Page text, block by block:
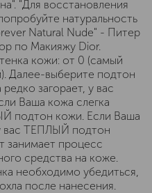
"Для восстановления
натуральность
Natural Nude" - Питер
по Макияжу Dior.
кожи: от 0 (самый
Далее-выберите подтон
загорает, у вас
Ваша кожа слегка
подтон кожи. Если Ваша
вас ТЕПЛЫЙ подтон
занимает процесс
средства на коже.
необходимо убедиться,
после нанесения.